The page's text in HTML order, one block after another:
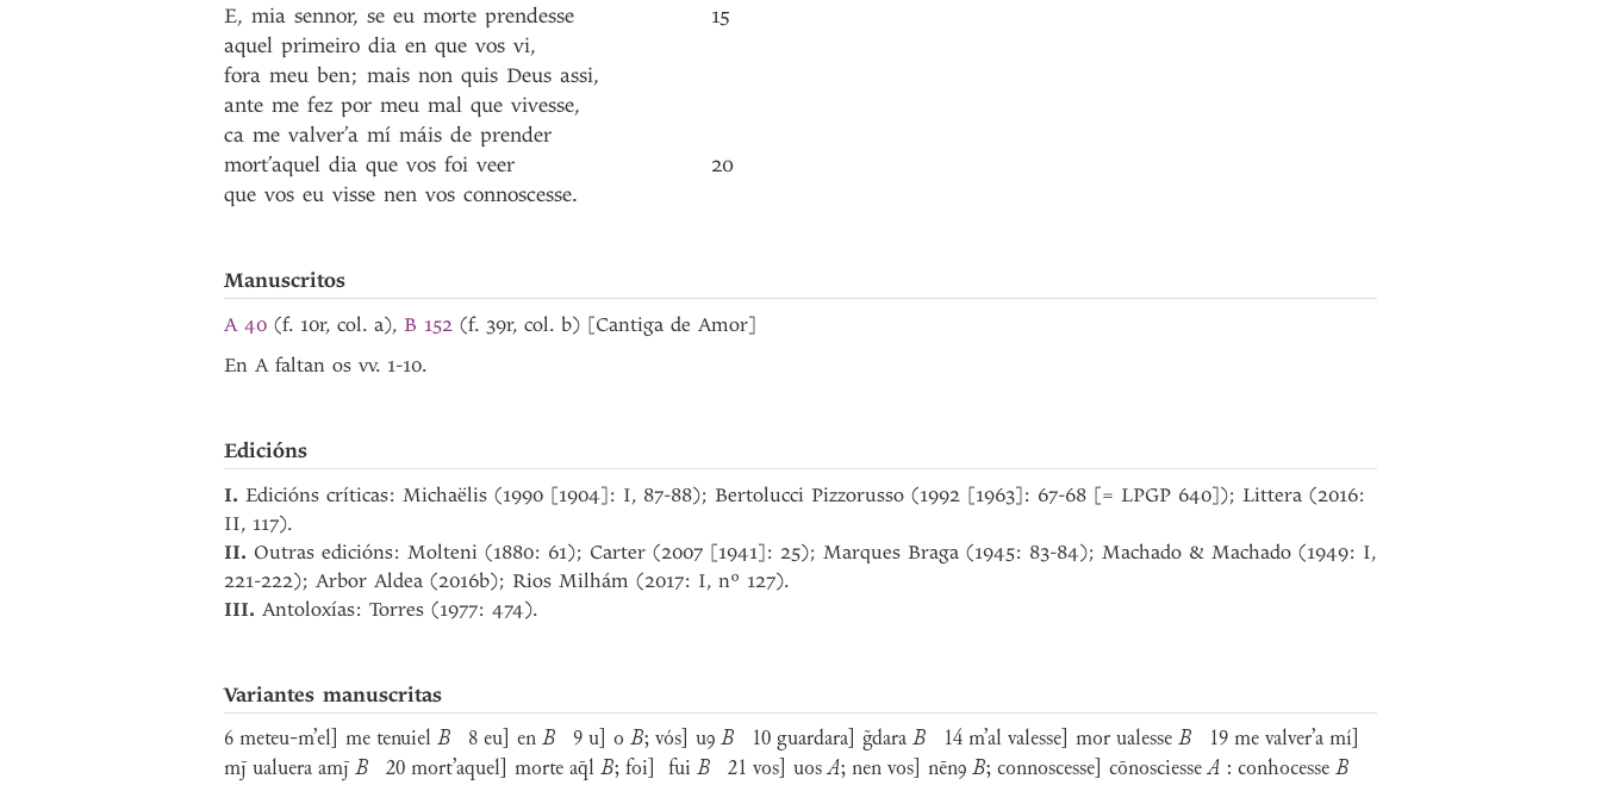
E, mia sennor, se eu morte prendesse
aquel primeiro dia en que vos vi,
fora meu ben; mais non quis Deus assi,
ante me fez por meu mal que vivesse,
ca me valver’a mí máis de prender
mort’aquel dia que vos foi veer
que vos eu visse nen vos connoscesse.
15
20
Manuscritos
A 40 (f. 10r, col. a), B 152 (f. 39r, col. b) [Cantiga de Amor]
En A faltan os vv. 1-10.
Edicións
I. Edicións críticas: Michaëlis (1990 [1904]: I, 87-88); Bertolucci Pizzorusso (1992 [1963]: 67-68 [= LPGP 640]); Littera (2016:
II, 117).
II. Outras edicións: Molteni (1880: 61); Carter (2007 [1941]: 25); Marques Braga (1945: 83-84); Machado & Machado (1949: I,
221-222); Arbor Aldea (2016b); Rios Milhám (2017: I, nº 127).
III. Antoloxías: Torres (1977: 474).
Variantes manuscritas
6 meteu-m’el] me tenuiel B 8 eu] en B 9 u] o B; vós] uꝯ B 10 guardara] g̃dara B 14 m’al valesse] mor ualesse B 19 me valver’a mí]
mj̄ ualuera amj̄ B 20 mort’aquel] morte aq̄l B; foi] fui B 21 vos] uosA; nen vos] nēnꝯ B; connoscesse] cōnosciesseA : conhocesse B